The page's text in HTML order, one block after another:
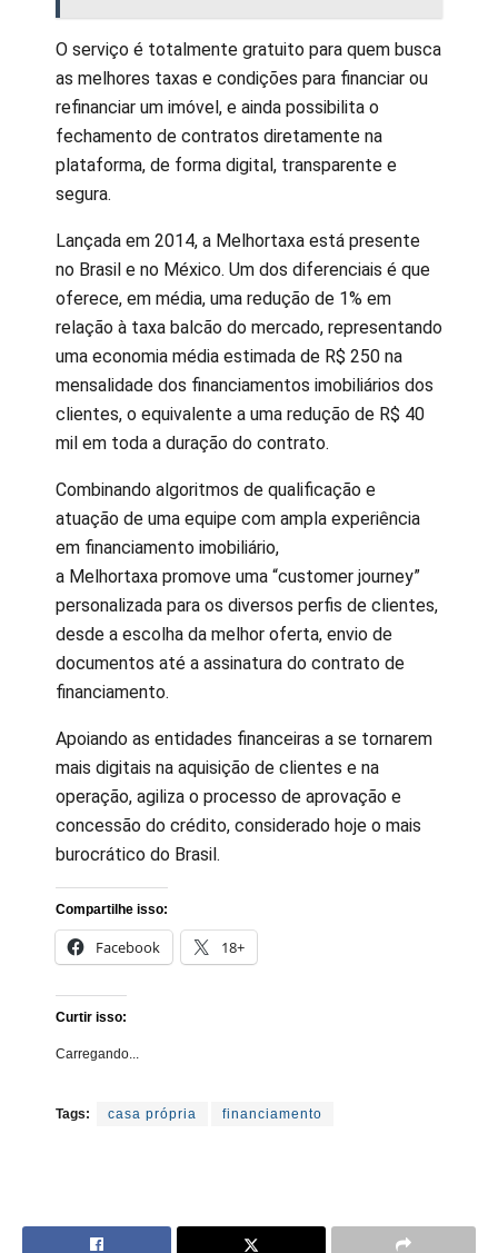
O serviço é totalmente gratuito para quem busca
as melhores taxas e condições para financiar ou
refinanciar um imóvel, e ainda possibilita o
fechamento de contratos diretamente na
plataforma, de forma digital, transparente e
segura.
Lançada em 2014, a Melhortaxa está presente
no Brasil e no México. Um dos diferenciais é que
oferece, em média, uma redução de 1% em
relação à taxa balcão do mercado, representando
uma economia média estimada de R$ 250 na
mensalidade dos financiamentos imobiliários dos
clientes, o equivalente a uma redução de R$ 40
mil em toda a duração do contrato.
Combinando algoritmos de qualificação e
atuação de uma equipe com ampla experiência
em financiamento imobiliário,
a Melhortaxa promove uma “customer journey”
personalizada para os diversos perfis de clientes,
desde a escolha da melhor oferta, envio de
documentos até a assinatura do contrato de
financiamento.
Apoiando as entidades financeiras a se tornarem
mais digitais na aquisição de clientes e na
operação, agiliza o processo de aprovação e
concessão do crédito, considerado hoje o mais
burocrático do Brasil.
Compartilhe isso:
Facebook 18+
Curtir isso:
Carregando...
Tags: casa própria financiamento